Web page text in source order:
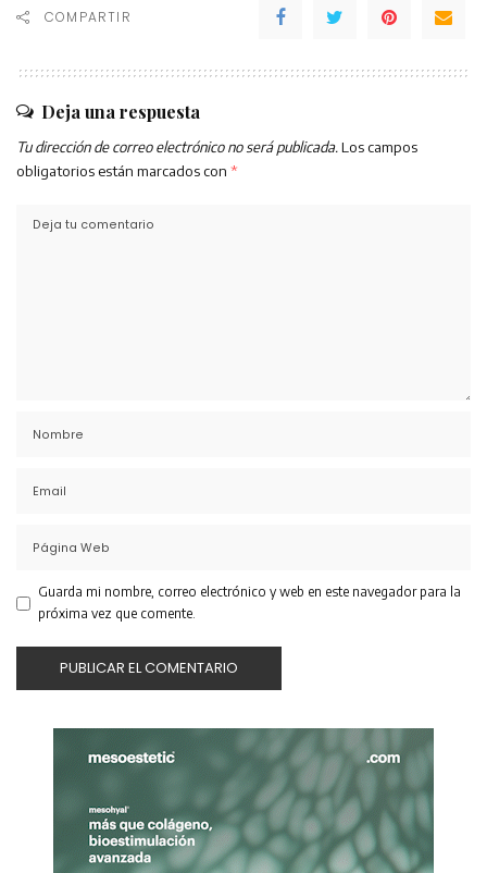
COMPARTIR
Deja una respuesta
Tu dirección de correo electrónico no será publicada. Los campos
obligatorios están marcados con *
Guarda mi nombre, correo electrónico y web en este navegador para la
próxima vez que comente.